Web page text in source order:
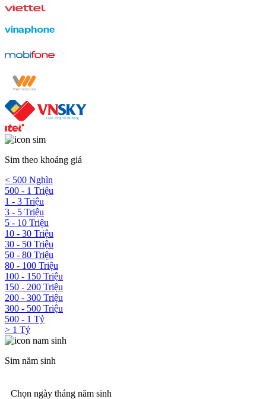
Sim theo khoảng giá
< 500 Nghìn
500 - 1 Triệu
1 - 3 Triệu
3 - 5 Triệu
5 - 10 Triệu
10 - 30 Triệu
30 - 50 Triệu
50 - 80 Triệu
80 - 100 Triệu
100 - 150 Triệu
150 - 200 Triệu
200 - 300 Triệu
300 - 500 Triệu
500 - 1 Tỷ
> 1 Tỷ
Sim năm sinh
Chọn ngày tháng năm sinh